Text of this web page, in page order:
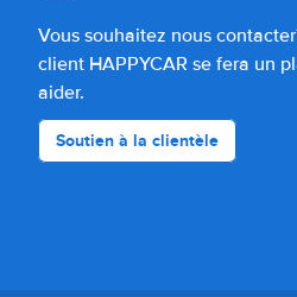
Vous souhaitez nous
client HAPPYCAR se fera un
aider.
Soutien à la clientèle